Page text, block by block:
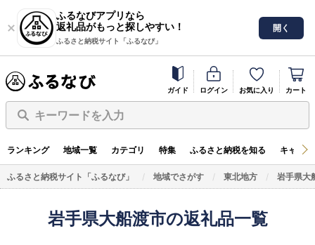
ふるなびアプリなら
返礼品がもっと探しやすい！
ふるさと納税サイト「ふるなび」
開く
ガイド ログイン お気に入り カート
キーワードを入力
ランキング 地域一覧 カテゴリ 特集 ふるさと納税を知る キャン
ふるさと納税サイト「ふるなび」 地域でさがす 東北地方 岩手県大
岩手県大船渡市の返礼品一覧